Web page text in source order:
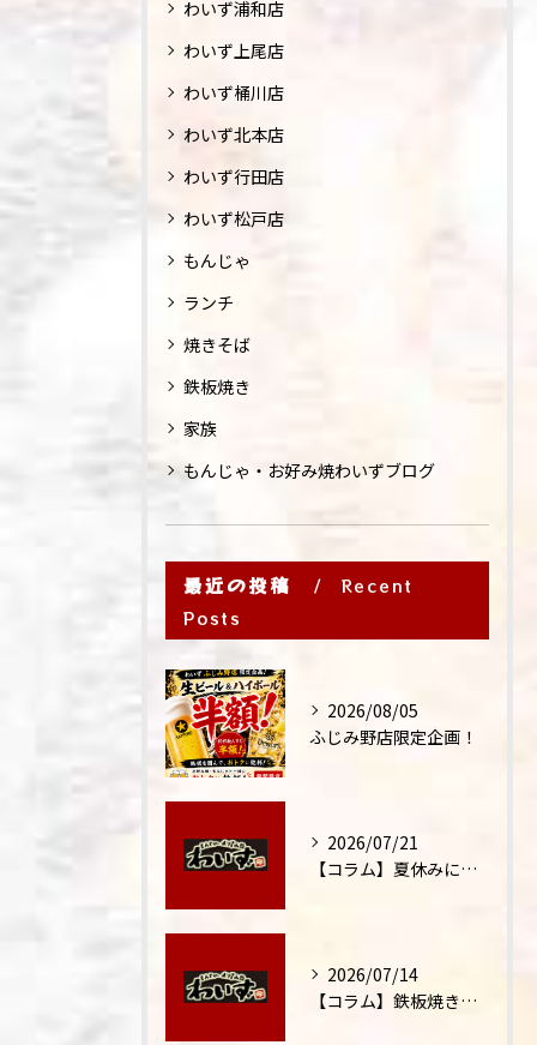
わいず浦和店
わいず上尾店
わいず桶川店
わいず北本店
わいず行田店
わいず松戸店
もんじゃ
ランチ
焼きそば
鉄板焼き
家族
もんじゃ・お好み焼わいずブログ
最近の投稿
Recent
Posts
2026/08/05
ふじみ野店限定企画！
2026/07/21
【コラム】夏休みに家族外食が増える理由
2026/07/14
【コラム】鉄板焼きが"コミュニケーション飯"と呼ばれる理由